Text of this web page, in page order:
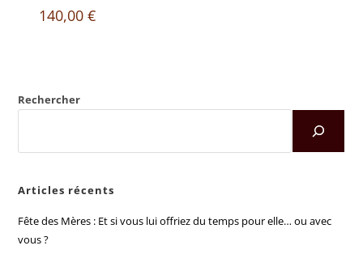
140,00 €
Rechercher
Articles récents
Fête des Mères : Et si vous lui offriez du temps pour elle… ou avec
vous ?